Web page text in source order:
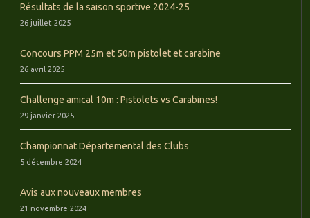
Résultats de la saison sportive 2024-25
26 juillet 2025
Concours PPM 25m et 50m pistolet et carabine
26 avril 2025
Challenge amical 10m : Pistolets vs Carabines!
29 janvier 2025
Championnat Départemental des Clubs
5 décembre 2024
Avis aux nouveaux membres
21 novembre 2024